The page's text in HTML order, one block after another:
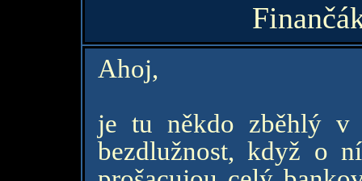
Ahoj,
je tu někdo zběhlý v
bezdlužnost, když o